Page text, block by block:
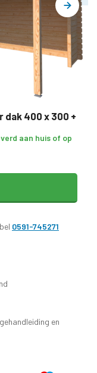
dak 400 x 300 +
aan huis of op
0591-745271
en